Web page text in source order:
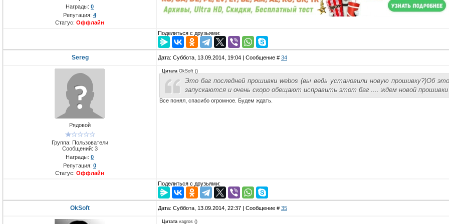
Награды: 0
Репутация: 4
Статус: Оффлайн
Поделиться с друзьями:
Sereg Дата: Суббота, 13.09.2014, 19:04 | Сообщение # 34
Рядовой
Группа: Пользователи
Сообщений: 3
Награды: 0
Репутация: 0
Статус: Оффлайн
Цитата OkSoft ()
Это баг последней прошивки webos (вы ведь установили новую прошивку?)Об
запускаются и очень скоро обещают исправить этот баг .... ждем новой прошивки
Все понял, спасибо огромное. Будем ждать.
Поделиться с друзьями:
OkSoft Дата: Суббота, 13.09.2014, 22:37 | Сообщение # 35
Цитата vagros ()